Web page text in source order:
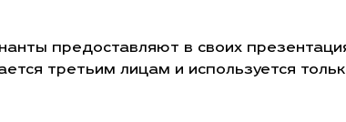
предоставляют в своих
третьим лицам и используется